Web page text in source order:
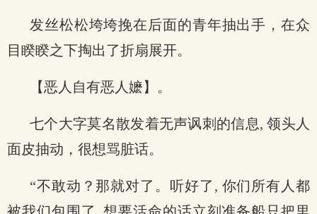
发丝松松垮垮挽在后面的青年抽出手，在众
目睽睽之下掏出了折扇展开。
【恶人自有恶人嬷】。
七个大字莫名散发着无声讽刺的信息, 领头人
面皮抽动，很想骂脏话。
“不敢动？那就对了。听好了, 你们所有人都